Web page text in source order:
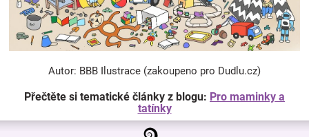
Autor: BBB Ilustrace (zakoupeno pro Dudlu.cz)
Přečtěte si tematické články z blogu: Pro maminky a
tatínky
Z